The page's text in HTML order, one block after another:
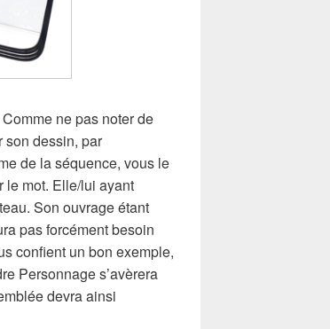
ne pas noter de
son dessin, par
de la séquence, vous le
le mot. Elle/lui ayant
Son ouvrage étant
pas forcément besoin
confient un bon exemple,
Personnage s’avèrera
devra ainsi